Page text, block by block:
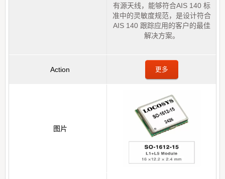
有源天线，能够符合AIS 140 标
准中的灵敏度规范，是设计符合
AIS 140 跟踪应用的客户的最佳
解决方案。
更多